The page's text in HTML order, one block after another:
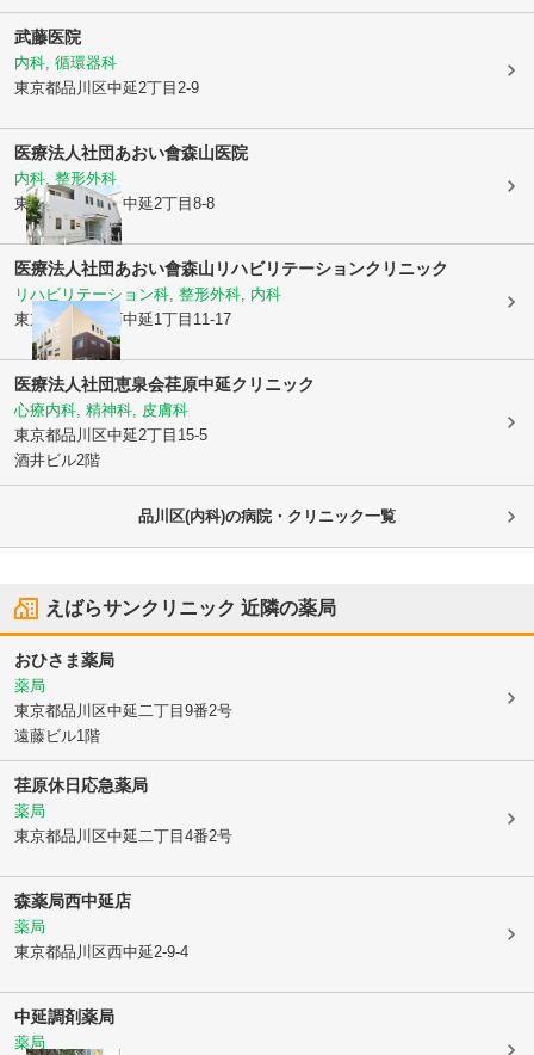
武藤医院
内科, 循環器科
東京都品川区中延2丁目2-9
医療法人社団あおい會森山医院
内科, 整形外科
東京都品川区西中延2丁目8-8
医療法人社団あおい會森山リハビリテーションクリニック
リハビリテーション科, 整形外科, 内科
東京都品川区
西中延1丁目11-17
医療法人社団恵泉会荏原中延クリニック
心療内科, 精神科, 皮膚科
東京都品川区中延2丁目15-5
酒井ビル2階
品川区(内科)の病院・クリニック一覧
えばらサンクリニック 近隣の薬局
おひさま薬局
薬局
東京都品川区中延二丁目9番2号
遠藤ビル1階
荏原休日応急薬局
薬局
東京都品川区中延二丁目4番2号
森薬局西中延店
薬局
東京都品川区西中延2-9-4
中延調剤薬局
薬局